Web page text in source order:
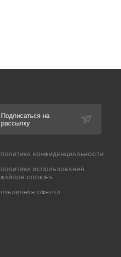
Подписаться на
рассылку
ПОЛИТИКА КОНФИДЕНЦИАЛЬНОСТИ
ПОЛИТИКА ИСПОЛЬЗОВАНИЯ
ФАЙЛОВ COOKIES
ПУБЛИЧНАЯ ОФЕРТА